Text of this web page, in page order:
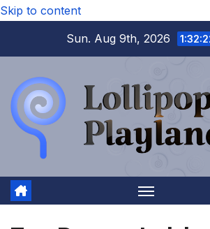
Skip to content
Sun. Aug 9th, 2026